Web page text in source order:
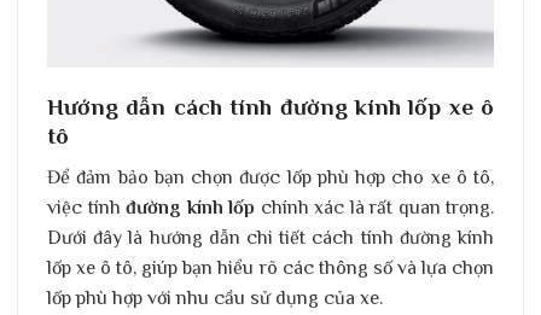
Hướng dẫn cách tính đường kính lốp xe ô
tô​
Để đảm bảo bạn chọn được lốp phù hợp cho xe ô tô,
việc tính đường kính lốp chính xác là rất quan trọng.
Dưới đây là hướng dẫn chi tiết cách tính đường kính
lốp xe ô tô, giúp bạn hiểu rõ các thông số và lựa chọn
lốp phù hợp với nhu cầu sử dụng của xe.